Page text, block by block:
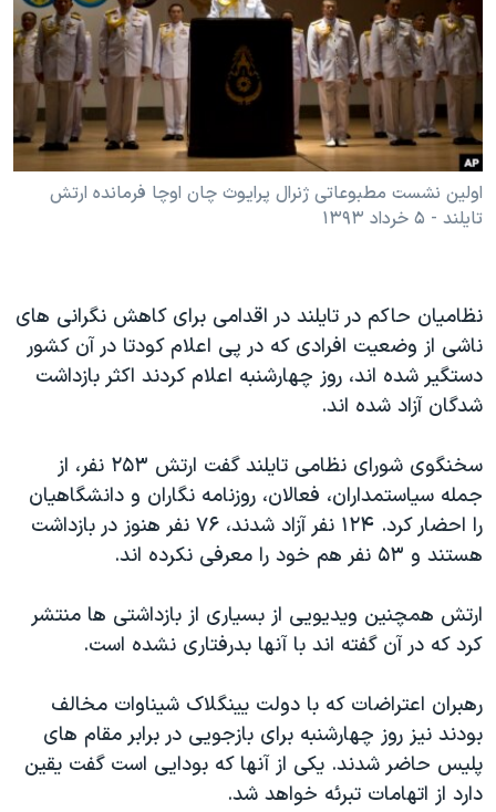
فرهنگ و زندگی
حقوق شهروندی
اقتصادی
علم و فناوری
گالری عکس
مستندها
انتخابات ریاست جمهوری آمریکا ۲۰۲۴
حمله جمهوری اسلامی به اسرائیل
رمز مهسا
اعتراضات زن، زندگی، آزادی
دادگاه حمید نوری
چهل سال گروگان‌گیری
قانون شفافیت دارائی کادر رهبری ایران
اعتراضات مردمی آبان ۹۸
اسرائیل در جنگ
نرگس محمدی برنده جایزه نوبل صلح
صفحه‌های ویژه
سفر پرزیدنت ترامپ به چین
دنبال کنید
زبانهای مختلف
اولین نشست مطبوعاتی ژنرال پرایوث چان اوچا فرمانده ارتش
تایلند - ۵ خرداد ۱۳۹۳
نظامیان حاکم در تایلند در اقدامی برای کاهش نگرانی های
ناشی از وضعیت افرادی که در پی اعلام کودتا در آن کشور
دستگیر شده اند، روز چهارشنبه اعلام کردند اکثر بازداشت
شدگان آزاد شده اند.
سخنگوی شورای نظامی تایلند گفت ارتش ۲۵۳ نفر، از
جمله سیاستمداران، فعالان، روزنامه نگاران و دانشگاهیان
را احضار کرد. ۱۲۴ نفر آزاد شدند، ۷۶ نفر هنوز در بازداشت
هستند و ۵۳ نفر هم خود را معرفی نکرده اند.
ارتش همچنین ویدیویی از بسیاری از بازداشتی ها منتشر
کرد که در آن گفته اند با آنها بدرفتاری نشده است.
رهبران اعتراضات که با دولت یینگلاک شیناوات مخالف
بودند نیز روز چهارشنبه برای بازجویی در برابر مقام های
پلیس حاضر شدند. یکی از آنها که بودایی است گفت یقین
دارد از اتهامات تبرئه خواهد شد.